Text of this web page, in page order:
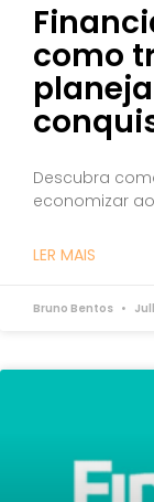
como
Descubra
economizar
LER MAIS
Bruno Bentos